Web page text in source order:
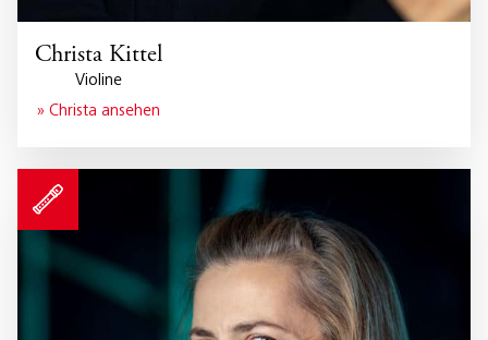
Christa Kittel
Violine
» Christa ansehen